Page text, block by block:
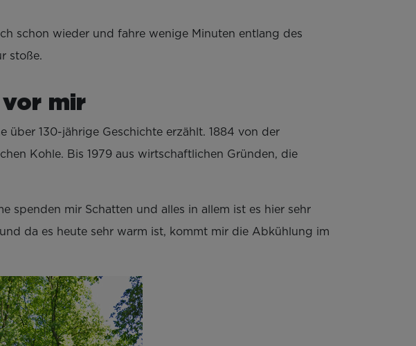
schon wieder und fahre wenige Minuten entlang des
stoße.
mir
über 130-jährige Geschichte erzählt. 1884 von der
Kohle. Bis 1979 aus wirtschaftlichen Gründen, die
spenden mir Schatten und alles in allem ist es hier sehr
da es heute sehr warm ist, kommt mir die Abkühlung im